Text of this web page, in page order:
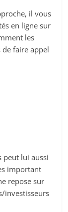
il vous
en ligne sur
les
de faire appel
peut lui aussi
important
repose sur
investisseurs